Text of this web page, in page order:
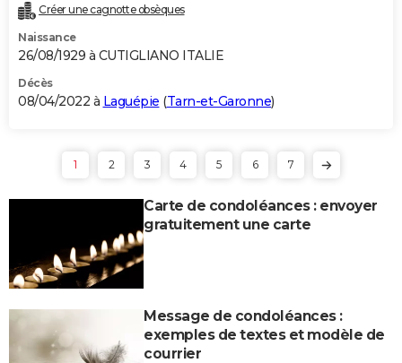
Créer une cagnotte obsèques
Naissance
26/08/1929 à CUTIGLIANO ITALIE
Décès
08/04/2022 à Laguépie (Tarn-et-Garonne)
1 2 3 4 5 6 7
Carte de condoléances : envoyer
gratuitement une carte
Message de condoléances :
exemples de textes et modèle de
courrier